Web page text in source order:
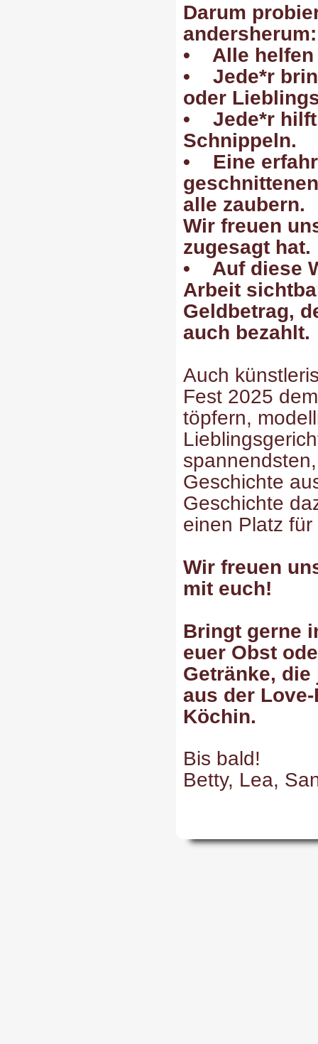
Darum
andersherum:
• Alle helfen
• Jede*r
oder
• Jede*r hilft
Schnippeln.
• Eine
alle zaubern.
Wir freuen
zugesagt hat.
• Auf diese
Arbeit
Geldbetrag,
auch bezahlt.
Auch
Fest 2025
töpfern,
Geschichte
Geschichte
einen Platz
Wir freuen
mit euch!
Bringt gerne
euer Obst
Getränke,
aus der
Köchin.
Bis bald!
Betty, Lea,